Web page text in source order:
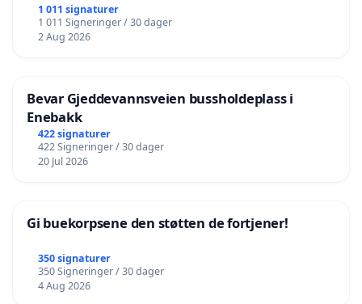
1 011 signaturer
1 011 Signeringer / 30 dager
2 Aug 2026
Bevar Gjeddevannsveien bussholdeplass i
Enebakk
422 signaturer
422 Signeringer / 30 dager
20 Jul 2026
Gi buekorpsene den støtten de fortjener!
350 signaturer
350 Signeringer / 30 dager
4 Aug 2026